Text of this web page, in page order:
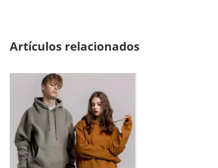
Artículos relacionados